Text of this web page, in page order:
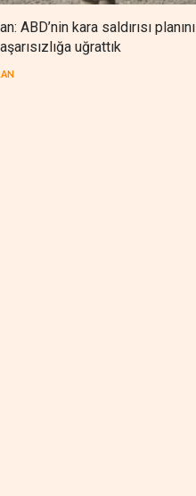
ABD’nin kara saldırısı planını
uğrattık